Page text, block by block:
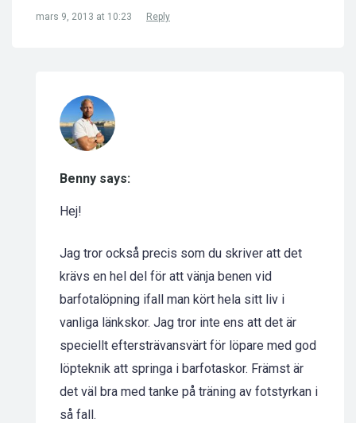
mars 9, 2013 at 10:23 Reply
Benny says:
Hej!
Jag tror också precis som du skriver att det
krävs en hel del för att vänja benen vid
barfotalöpning ifall man kört hela sitt liv i
vanliga länkskor. Jag tror inte ens att det är
speciellt eftersträvansvärt för löpare med god
löpteknik att springa i barfotaskor. Främst är
det väl bra med tanke på träning av fotstyrkan i
så fall.